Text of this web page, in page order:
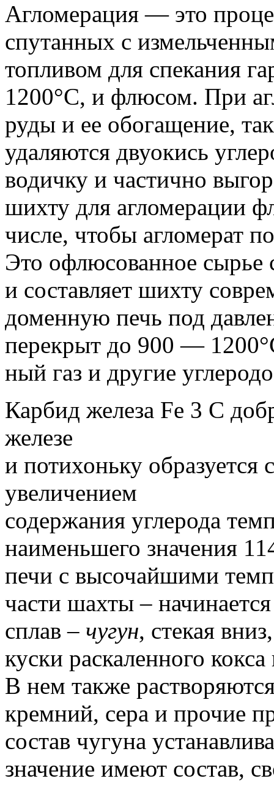
Агломерация — это
спутанных с
топливом для спекания
1200°С, и флюсом. При
руды и ее обогащение,
удаляются двуокись
водичку и частично
шихту для агломера­ции
числе, чтобы агло­мерат
Это офлюсованное сырье
и составляет шихту
доменную печь под
перекрыт до 900 —
ный газ и другие
Карбид железа Fe 3 С
железе
и потихоньку образуется
увеличением
содержания углерода
наименьшего значения
печи с высочайшими
части шахты –
сплав – чугун, стекая
куски раскаленного
В нем также
кремний, сера и прочие
состав чугуна
значение имеют состав,